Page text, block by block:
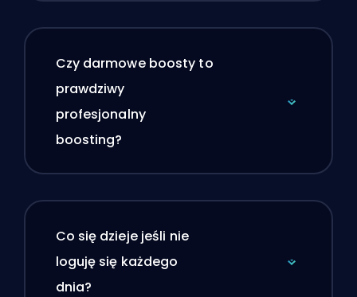
Czy darmowe boosty to
prawdziwy
profesjonalny
boosting?
Co się dzieje jeśli nie
loguję się każdego
dnia?